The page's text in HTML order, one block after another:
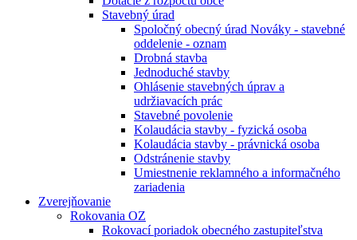
Stavebný úrad
Spoločný obecný úrad Nováky - stavebné
oddelenie - oznam
Drobná stavba
Jednoduché stavby
Ohlásenie stavebných úprav a
udržiavacích prác
Stavebné povolenie
Kolaudácia stavby - fyzická osoba
Kolaudácia stavby - právnická osoba
Odstránenie stavby
Umiestnenie reklamného a informačného
zariadenia
Zverejňovanie
Rokovania OZ
Rokovací poriadok obecného zastupiteľstva